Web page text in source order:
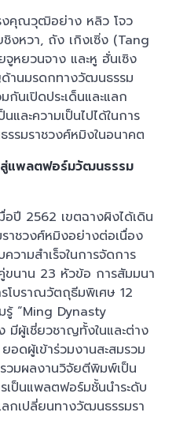
งคุณวุฒิอย่าง หลิว โจว
งหวา, ถัง เกิงเซิ่ง (Tang
หยวนจาง และหู ฮั่นเซิง
านมรดกทางวัฒนธรรม
กันเปิดประเด็นและแลก
และความเป็นไปได้ในการ
รมราชวงศ์หมิงในอนาคต
แพลตฟอร์มวัฒนธรรม
ปี 2562 เขตฉางผิงได้เดิน
าชวงศ์หมิงอย่างต่อเนื่อง
ามสำเร็จในการจัดการ
ขนาน 23 หัวข้อ การสัมมนา
โบราณวัตถุธีมพิเศษ 12
รู้ “Ming Dynasty
ผู้เชี่ยวชาญทั้งในและต่าง
อดผู้เข้าร่วมงานสะสมรวม
วมผลงานวิจัยตีพิมพ์เป็น
ป็นแพลตฟอร์มชั้นนำระดับ
กเปลี่ยนทางวัฒนธรรมรา